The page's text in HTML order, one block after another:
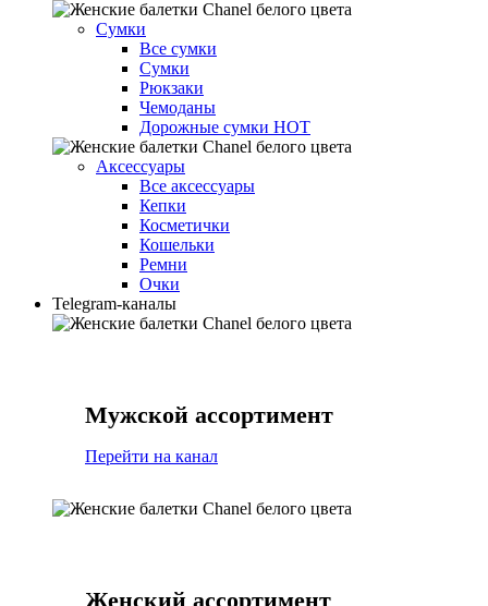
Сумки
Все сумки
Сумки
Рюкзаки
Чемоданы
Дорожные сумки HOT
Аксессуары
Все аксессуары
Кепки
Косметички
Кошельки
Ремни
Очки
Telegram-каналы
Мужской ассортимент
Перейти на канал
Женский ассортимент